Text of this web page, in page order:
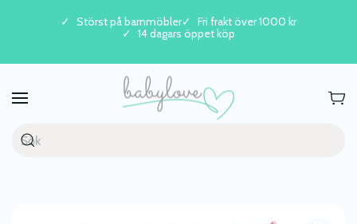
Skip to main content
Störst på barnmöbler
Fri frakt över 1000 kr
14 dagars öppet köp